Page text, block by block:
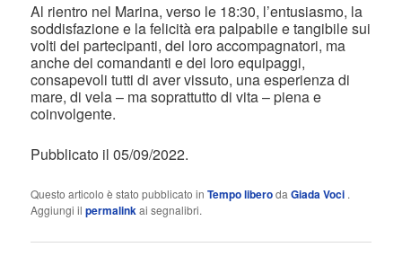
Al rientro nel Marina, verso le 18:30, l’entusiasmo, la
soddisfazione e la felicità era palpabile e tangibile sui
volti dei partecipanti, dei loro accompagnatori, ma
anche dei comandanti e dei loro equipaggi,
consapevoli tutti di aver vissuto, una esperienza di
mare, di vela – ma soprattutto di vita – piena e
coinvolgente.
Pubblicato il 05/09/2022.
Questo articolo è stato pubblicato inTempo liberodaGiada Voci .
Aggiungi ilpermalinkai segnalibri.